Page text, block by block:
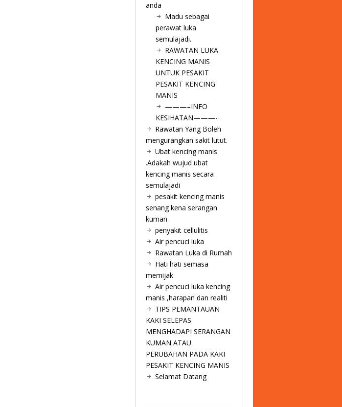
anda
Madu sebagai
perawat luka
semulajadi.
RAWATAN LUKA
KENCING MANIS
UNTUK PESAKIT
PESAKIT KENCING
MANIS
———–INFO
KESIHATAN———-
Rawatan Yang Boleh
mengurangkan sakit lutut.
Ubat kencing manis
.Adakah wujud ubat
kencing manis secara
semulajadi
pesakit kencing manis
senang kena serangan
kuman
penyakit cellulitis
Air pencuci luka
Rawatan Luka di Rumah
Hati hati semasa
memijak
Air pencuci luka kencing
manis ,harapan dan realiti
TIPS PEMANTAUAN
KAKI SELEPAS
MENGHADAPI SERANGAN
KUMAN ATAU
PERUBAHAN PADA KAKI
PESAKIT KENCING MANIS
Selamat Datang